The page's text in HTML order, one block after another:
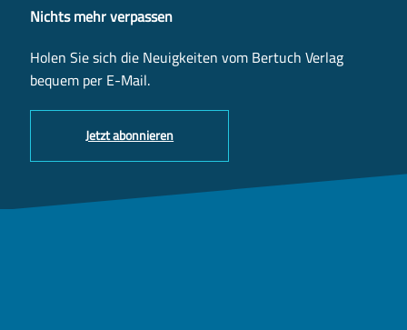
Nichts mehr verpassen
Holen Sie sich die Neuigkeiten vom Bertuch Verlag
bequem per E-Mail.
Jetzt abonnieren